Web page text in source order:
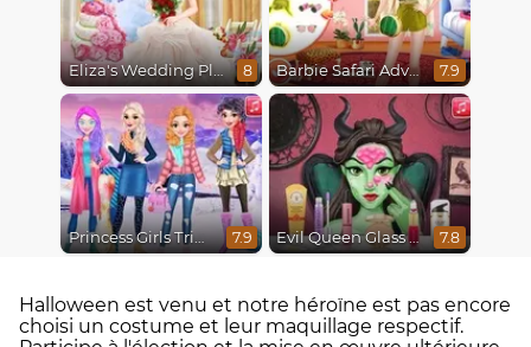
Eliza's Wedding Planner 8 Barbie Safari Adventure 7.9
Princess Girls Trip To Aspen 7.9 Evil Queen Glass Skin Routine #Influencer 7.8
Halloween est venu et notre héroïne est pas encore
choisi un costume et leur maquillage respectif.